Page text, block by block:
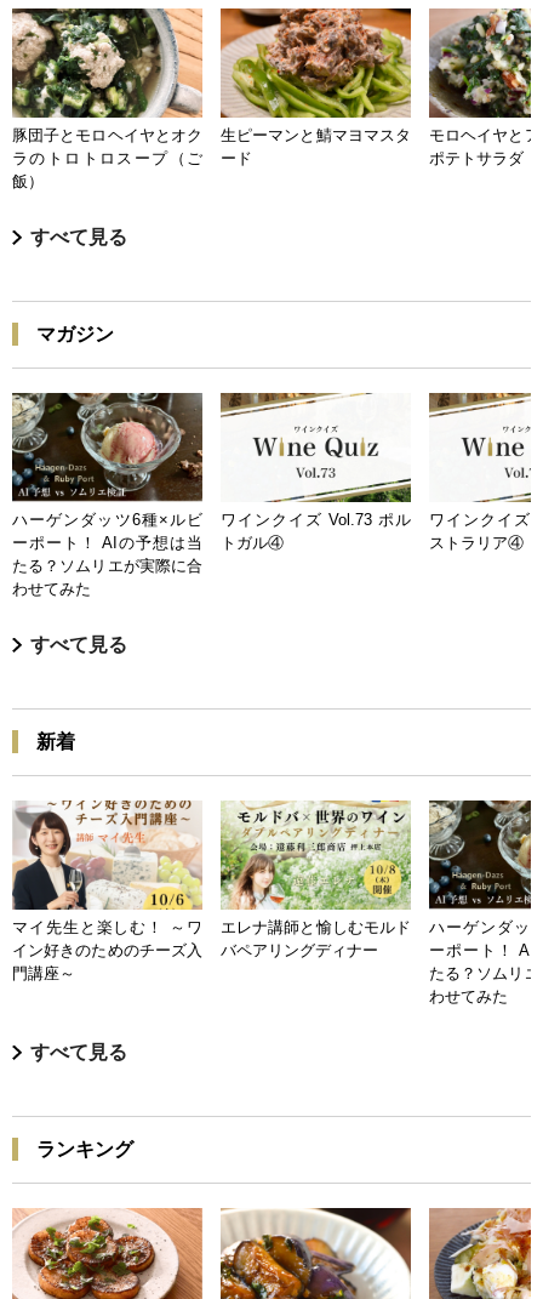
豚団子とモロヘイヤとオク
ラのトロトロスープ（ご
飯）
生ピーマンと鯖マヨマスタ
ード
モロヘイヤと
ポテトサラダ
すべて見る
マガジン
ハーゲンダッツ6種×ルビ
ーポート！ AIの予想は当
たる？ソムリエが実際に合
わせてみた
ワインクイズ Vol.73 ポル
トガル④
ワインクイズ
ストラリア④
すべて見る
新着
マイ先生と楽しむ！ ～ワ
イン好きのためのチーズ入
門講座～
エレナ講師と愉しむモルド
バペアリングディナー
ハーゲンダッ
ーポート！ AI
たる？ソムリ
わせてみた
すべて見る
ランキング